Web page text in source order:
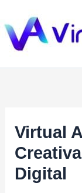
al
contenido
Virtual
Digital